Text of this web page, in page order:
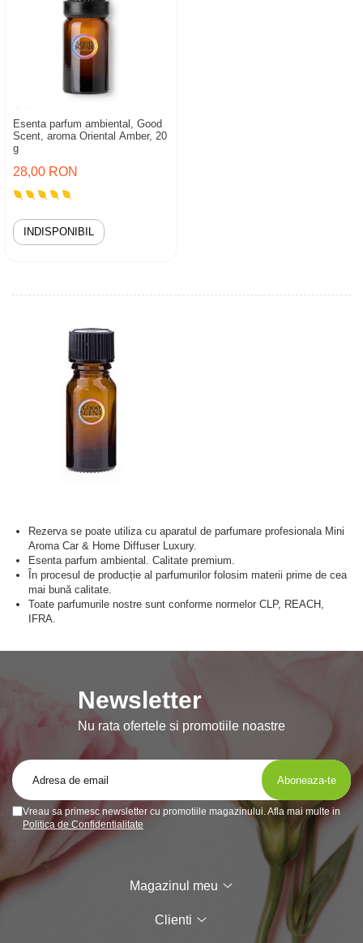
Esenta parfum ambiental, Good
Scent, aroma Oriental Amber, 20
g
28,00 RON
INDISPONIBIL
Rezerva se poate utiliza cu aparatul de parfumare profesionala Mini
Aroma Car & Home Diffuser Luxury.
Esenta parfum ambiental. Calitate premium.
În procesul de producție al parfumurilor folosim materii prime de cea
mai bună calitate.
Toate parfumurile nostre sunt conforme normelor CLP, REACH,
IFRA.
Newsletter
Nu rata ofertele si promotiile noastre
Vreau sa primesc newsletter cu promotiile magazinului. Afla mai multe in
Politica de Confidentialitate
Magazinul meu
Clienti